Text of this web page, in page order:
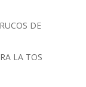
DE
LA TOS